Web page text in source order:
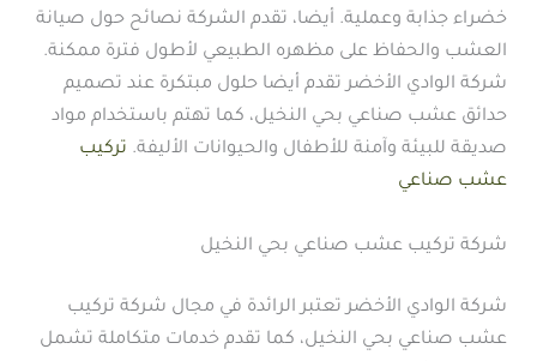
خضراء جذابة وعملية. أيضا، تقدم الشركة نصائح حول صيانة
العشب والحفاظ على مظهره الطبيعي لأطول فترة ممكنة.
شركة الوادي الأخضر تقدم أيضا حلول مبتكرة عند تصميم
حدائق عشب صناعي بحي النخيل، كما تهتم باستخدام مواد
صديقة للبيئة وآمنة للأطفال والحيوانات الأليفة. تركيب
عشب صناعي
شركة تركيب عشب صناعي بحي النخيل
شركة الوادي الأخضر تعتبر الرائدة في مجال شركة تركيب
عشب صناعي بحي النخيل، كما تقدم خدمات متكاملة تشمل